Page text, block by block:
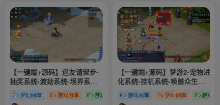
【一键端+源码】道友请留步-
抽奖系统-渡劫系统-境界系统-
超级仓库-炼丹系统-挑战系统-
挂机系统-更多功能玩法自行研
梦幻网单 游戏分享 游戏网单
【一键端+源码】梦游2-宠物进
化系统-挂机系统-唤兽众生系
统-累成系统-假人系统-诸多功
能自行体验-搭建教程-源码
游戏网单 梦幻网单 游戏分